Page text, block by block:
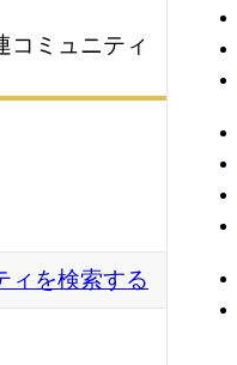
コミュニティ
ィを検索する